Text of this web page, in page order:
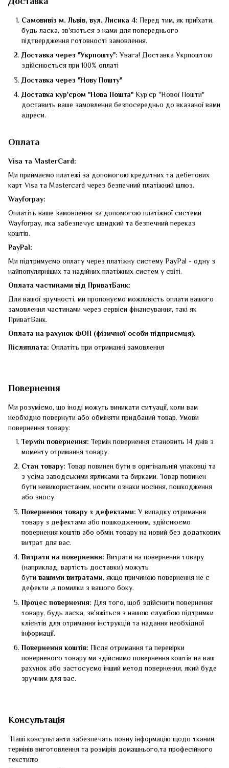
Самовивіз м. Львів, вул. Лисика 4: Перед тим, як приїхати,
будь ласка, зв'яжіться з нами для попереднього
підтвердження готовності замовлення.
Доставка через "Укрпошту":Увага! Доставка Укрпоштою
здійснюється при 100% оплаті
Доставка через "Нову Пошту"
Доставка кур'єром "Нова Пошта"Кур'єр "Нової Пошти"
доставить ваше замовлення безпосередньо до вказаної вами
адреси.
Оплата
Visa та MasterCard:
Ми приймаємо платежі за допомогою кредитних та дебетових
карт Visa та Mastercard через безпечний платіжний шлюз.
Wayforpay:
Оплатіть ваше замовлення за допомогою платіжної системи
Wayforpay, яка забезпечує швидкий та безпечний переказ
коштів.
PayPal:
Ми підтримуємо оплату через платіжну систему PayPal - одну з
найпопулярніших та надійних платіжних систем у світі.
Оплата частинами від ПриватБанк:
Для вашої зручності, ми пропонуємо можливість оплати вашого
замовлення частинами через сервіси фінансування, такі як
ПриватБанк.
Оплата на рахунок ФОП (фізичної особи підприємця).
Післяплата: Оплатіть при отриманні замовлення
Повернення
Ми розуміємо, що іноді можуть виникати ситуації, коли вам
необхідно повернути або обміняти придбаний товар. Умови
повернення товару:
Термін повернення: Термін повернення становить 14 днів з
моменту отримання товару.
Стан товару: Товар повинен бути в оригінальній упаковці та
з усіма заводськими ярликами та бирками. Товар повинен
бути невикористаним, носити ознаки носіння, пошкодження
або зносу.
Повернення товару з дефектами:У випадку отримання
товару з дефектами або пошкодженням, здійснюємо
повернення коштів або обмін товару на новий без додаткових
витрат для вас.
Витрати на повернення: Витрати на повернення товару
(наприклад, вартість доставки) можуть
бути вашими витратами, якщо причиною повернення не є
дефекти ,а помилки з вашого боку.
Процес повернення: Для того, щоб здійснити повернення
товару, будь ласка, зв'яжіться з нашою службою підтримки
клієнтів для отримання інструкцій та надання необхідної
інформації.
Повернення коштів: Після отримання та перевірки
поверненого товару ми здійснимо повернення коштів на ваш
рахунок або застосуємо інший метод повернення, який буде
зручним для вас.
Консультація
Наші консультанти забезпечать повну інформацію щодо тканин,
термінів виготовлення та розмірів домашнього,та професійного
текстилю